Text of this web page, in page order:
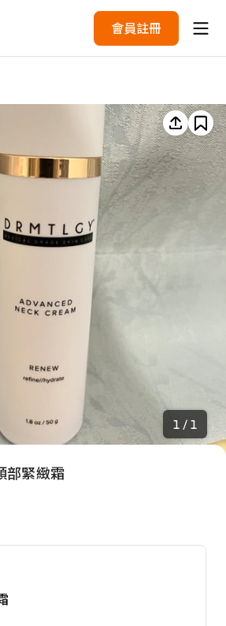
會員註冊
1 / 1
部緊緻霜